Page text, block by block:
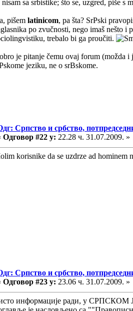
nisam sa srbistike; što se, uzgred, piše s
pišem latinicom, pa šta? SrPski
po zvučnosti, nego imaš nešto
trebalo bi ga proučiti.
je pitanje čemu ovaj forum (možda i
jeziku, ne o srBskome.
Српство и србство,
Одговор #22 у: 22.28 ч. 31.07.2009. »
korisnike da se uzdrze ad hominem
Српство и србство,
Одговор #23 у: 23.06 ч. 31.07.2009. »
информације ради, у